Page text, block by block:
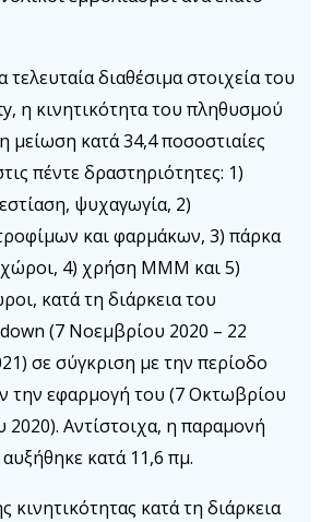
διαθέσιμα στοιχεία του
η κινητικότητα του πληθυσμού
μείωση κατά 34,4 ποσοστιαίες
πέντε δραστηριότητες: 1)
ψυχαγωγία, 2)
και φαρμάκων, 3) πάρκα
χώροι, 4) χρήση ΜΜΜ και 5)
κατά τη διάρκεια του
(7 Νοεμβρίου 2020 – 22
σε σύγκριση με την περίοδο
την εφαρμογή του (7 Οκτωβρίου
Αντίστοιχα, η παραμονή
κατά 11,6 πμ.
κινητικότητας κατά τη διάρκεια